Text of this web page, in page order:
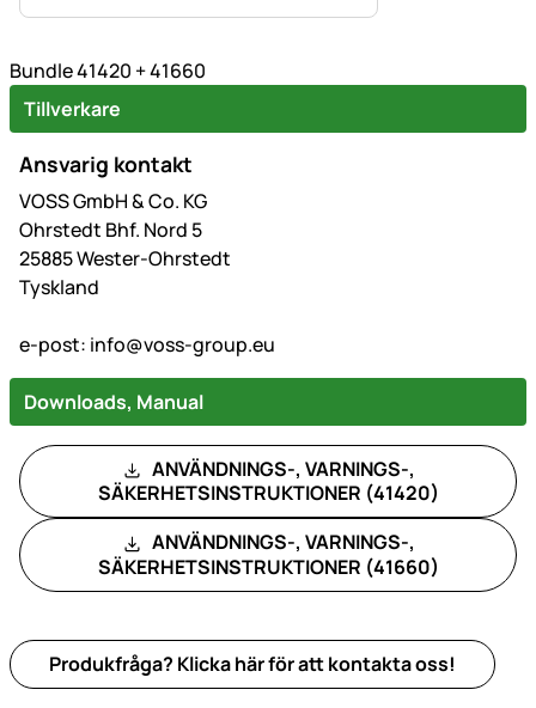
Bundle 41420 + 41660
Tillverkare
Ansvarig kontakt
VOSS GmbH & Co. KG
Ohrstedt Bhf. Nord 5
25885 Wester-Ohrstedt
Tyskland
e-post: info@voss-group.eu
Downloads, Manual
ANVÄNDNINGS-, VARNINGS-,
SÄKERHETSINSTRUKTIONER (41420)
ANVÄNDNINGS-, VARNINGS-,
SÄKERHETSINSTRUKTIONER (41660)
Produkfråga? Klicka här för att kontakta oss!